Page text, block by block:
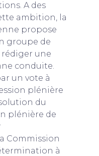
A des
ambition, la
propose
groupe de
une
conduite.
un vote à
plénière
du
plénière de
Commission
à